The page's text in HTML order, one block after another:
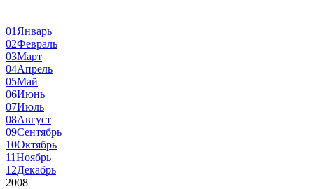
01 Январь
02Февраль
03Март
04Апрель
05Май
06Июнь
07Июль
08Август
09Сентябрь
10Октябрь
11Ноябрь
12Декабрь
2008